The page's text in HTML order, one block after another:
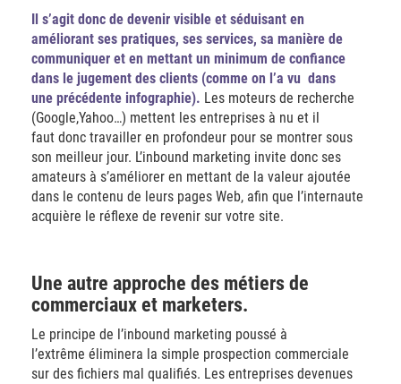
Il s’agit donc de devenir visible et séduisant en
améliorant ses pratiques, ses services, sa manière de
communiquer et en mettant un minimum de confiance
dans le jugement des clients (comme on l’a vu dans
une précédente infographie). Les moteurs de recherche
(Google,Yahoo…) mettent les entreprises à nu et il
faut donc travailler en profondeur pour se montrer sous
son meilleur jour. L’inbound marketing invite donc ses
amateurs à s’améliorer en mettant de la valeur ajoutée
dans le contenu de leurs pages Web, afin que l’internaute
acquière le réflexe de revenir sur votre site.
Une autre approche des métiers de
commerciaux et marketers.
Le principe de l’inbound marketing poussé à
l’extrême éliminera la simple prospection commerciale
sur des fichiers mal qualifiés. Les entreprises devenues